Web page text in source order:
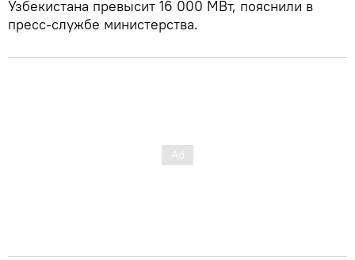
Узбекистана превысит 16 000 МВт, пояснили в
пресс-службе министерства.